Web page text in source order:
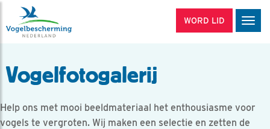
WORD LID
Vogelfotogalerij
Help ons met mooi beeldmateriaal het enthousiasme voor
vogels te vergroten. Wij maken een selectie en zetten de